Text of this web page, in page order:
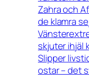
Zahra och
de klamra
skjuter ihjäl
Slipper
ostar – det